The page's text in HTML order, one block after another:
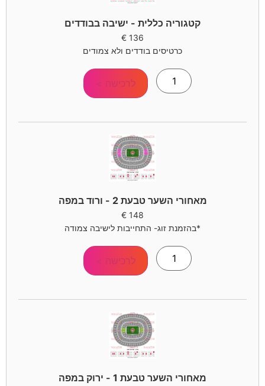
קטגוריה כללית - ישיבה בבודדים
136
€
כרטיסים בודדים ולא צמודים
לרכישה >
מאחורי השער טבעת 2 - ורוד במפה
148
€
*בהזמנת זוג- התחייבות לישיבה צמודה
לרכישה >
מאחורי השער טבעת 1 - ירוק במפה